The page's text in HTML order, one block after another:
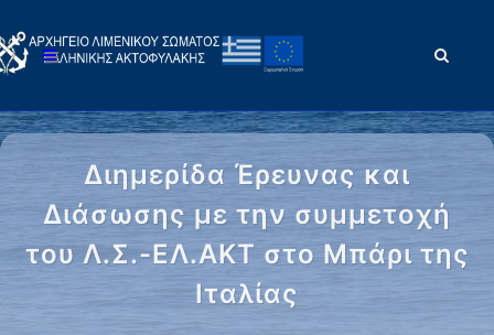
Διημερίδα Έρευνας και
Διάσωσης με την συμμετοχή
του Λ.Σ.-ΕΛ.ΑΚΤ στο Μπάρι της
Ιταλίας